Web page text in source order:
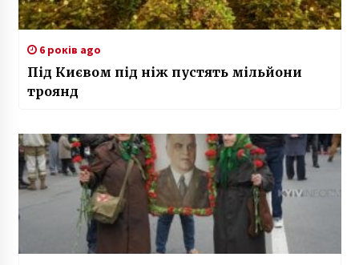
6 років ago
Під Києвом під ніж пустять мільйони
троянд